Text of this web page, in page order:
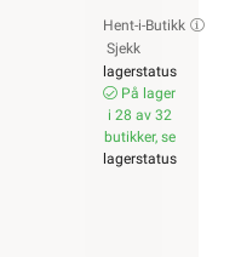
Hent-i-Butikk
Sjekk
lagerstatus
På lager
i 28 av 32
butikker, se
lagerstatus